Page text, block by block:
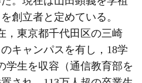
創立者と定めている。
，東京都千代田区の三崎
キャンパスを有し，18学
学生を収容 （通信教育部を